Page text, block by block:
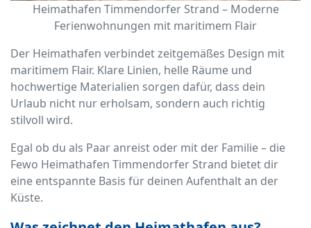
Heimathafen Timmendorfer Strand – Moderne
Ferienwohnungen mit maritimem Flair
Der Heimathafen verbindet zeitgemäßes Design mit
maritimem Flair. Klare Linien, helle Räume und
hochwertige Materialien sorgen dafür, dass dein
Urlaub nicht nur erholsam, sondern auch richtig
stilvoll wird.
Egal ob du als Paar anreist oder mit der Familie – die
Fewo Heimathafen Timmendorfer Strand bietet dir
eine entspannte Basis für deinen Aufenthalt an der
Küste.